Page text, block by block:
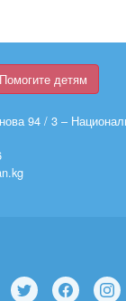
Помогите детям
94 / 3 –